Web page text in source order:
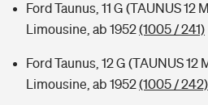
Ford Taunus, 11 G (TAUNUS 12
Limousine, ab 1952(1005 / 241)
Ford Taunus, 12 G (TAUNUS 12
Limousine, ab 1952(1005 / 242)